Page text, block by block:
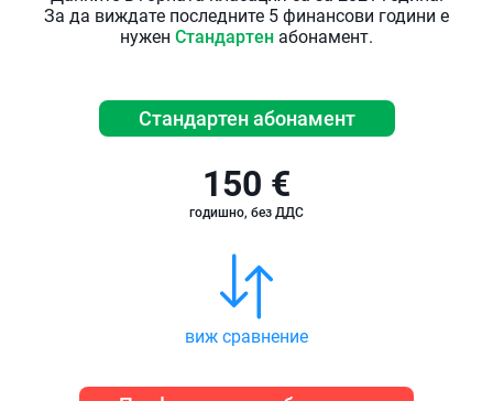
За да виждате последните 5 финансови години е
нужен Стандартен абонамент.
Стандартен абонамент
150 €
годишно, без ДДС
виж сравнение